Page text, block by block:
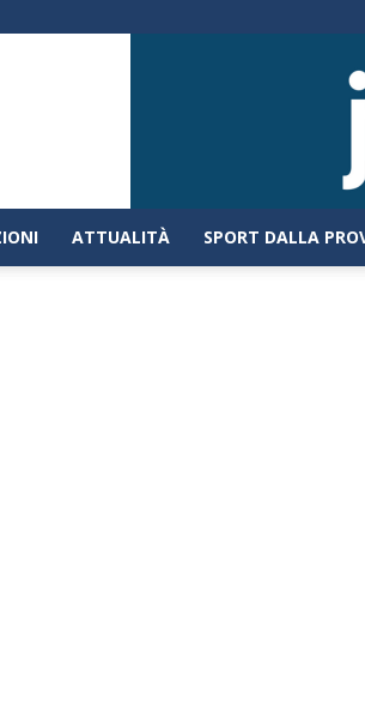
ATTUALITÀ SPORT DALLA